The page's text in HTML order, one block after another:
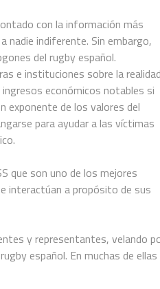
con la información más
nadie indiferente. Sin embargo,
del rugby español.
e instituciones sobre la realidad
económicos notables si
exponente de los valores del
para ayudar a las víctimas
que son uno de los mejores
interactúan a propósito de sus
y representantes, velando
español. En muchas de ellas